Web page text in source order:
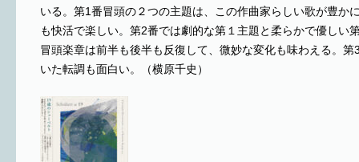
いる。第1番冒頭の２つの主題は、この作曲家らしい歌が豊か
も快活で楽しい。第2番では劇的な第１主題と柔らかで優しい
冒頭楽章は前半も後半も反復して、微妙な変化も味わえる。
いた転調も面白い。（横原千史）